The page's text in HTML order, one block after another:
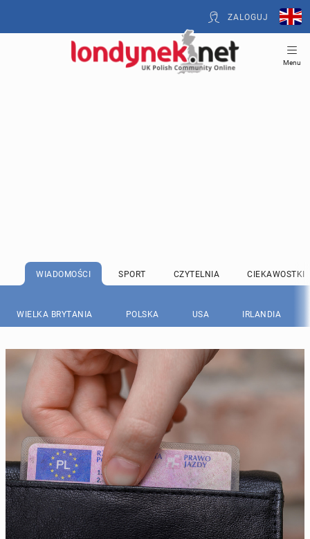
ZALOGUJ
Menu
WIADOMOŚCI SPORT CZYTELNIA CIEKAWOSTKI
WIELKA BRYTANIA POLSKA USA IRLANDIA